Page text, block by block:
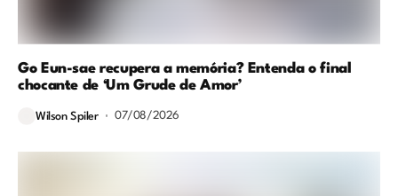
Go Eun-sae recupera a memória? Entenda o final
chocante de ‘Um Grude de Amor’
Wilson Spiler 07/08/2026